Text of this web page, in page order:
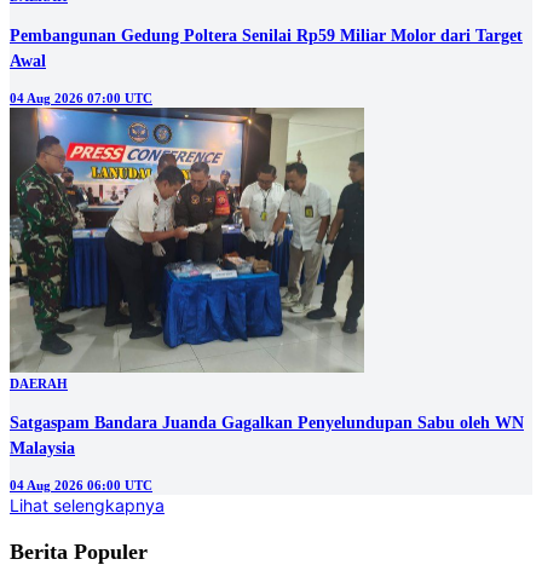
Pembangunan Gedung Poltera Senilai Rp59 Miliar Molor dari Target
Awal
04 Aug 2026 07:00 UTC
DAERAH
Satgaspam Bandara Juanda Gagalkan Penyelundupan Sabu oleh WN
Malaysia
04 Aug 2026 06:00 UTC
Lihat selengkapnya
Berita Populer